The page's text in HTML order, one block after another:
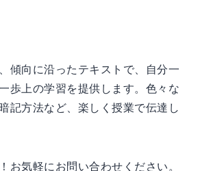
傾向に沿ったテキストで、自分一
歩上の学習を提供します。色々な
記方法など、楽しく授業で伝達し
気軽にお問い合わせください。